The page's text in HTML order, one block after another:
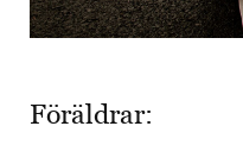
Föräldrar: